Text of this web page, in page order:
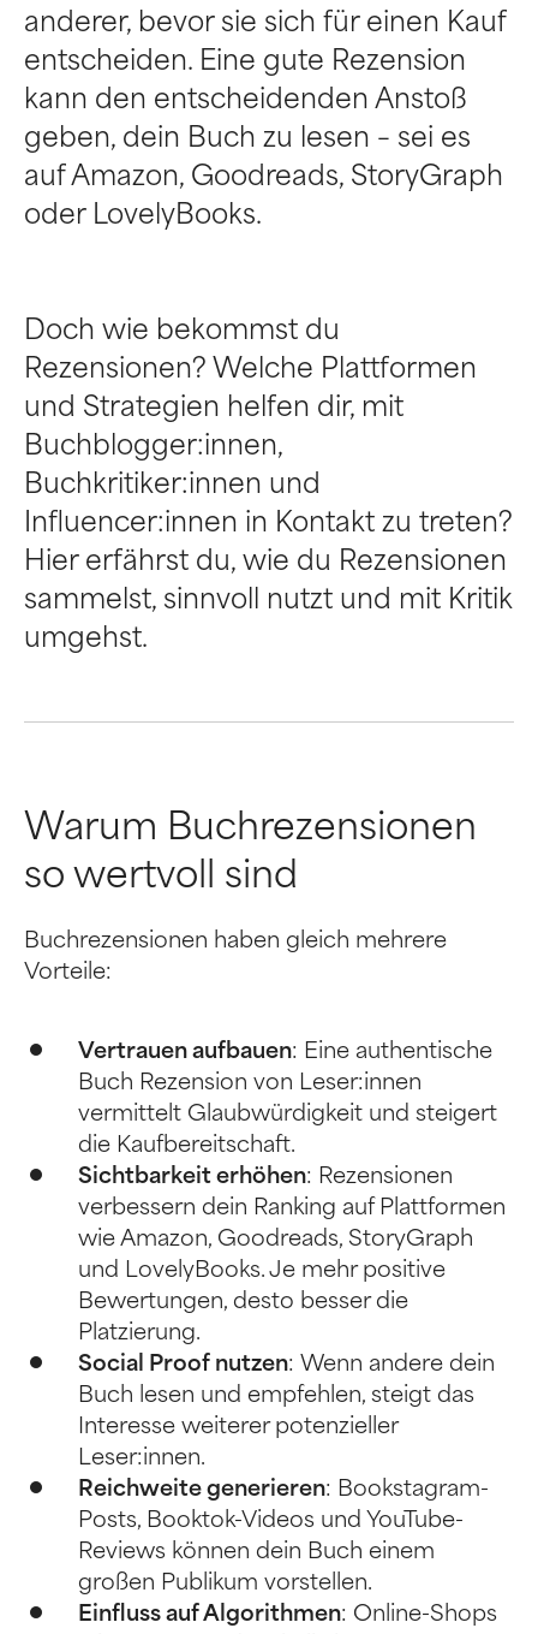
anderer, bevor sie sich für einen Kauf
entscheiden. Eine gute Rezension
kann den entscheidenden Anstoß
geben, dein Buch zu lesen – sei es
auf Amazon, Goodreads, StoryGraph
oder LovelyBooks.
Doch wie bekommst du
Rezensionen? Welche Plattformen
und Strategien helfen dir, mit
Buchblogger:innen,
Buchkritiker:innen und
Influencer:innen in Kontakt zu treten?
Hier erfährst du, wie du Rezensionen
sammelst, sinnvoll nutzt und mit Kritik
umgehst.
Warum Buchrezensionen
so wertvoll sind
Buchrezensionen haben gleich mehrere
Vorteile:
Vertrauen aufbauen: Eine authentische
Buch Rezension von Leser:innen
vermittelt Glaubwürdigkeit und steigert
die Kaufbereitschaft.
Sichtbarkeit erhöhen: Rezensionen
verbessern dein Ranking auf Plattformen
wie Amazon, Goodreads, StoryGraph
und LovelyBooks. Je mehr positive
Bewertungen, desto besser die
Platzierung.
Social Proof nutzen: Wenn andere dein
Buch lesen und empfehlen, steigt das
Interesse weiterer potenzieller
Leser:innen.
Reichweite generieren: Bookstagram-
Posts, Booktok-Videos und YouTube-
Reviews können dein Buch einem
großen Publikum vorstellen.
Einfluss auf Algorithmen: Online-Shops